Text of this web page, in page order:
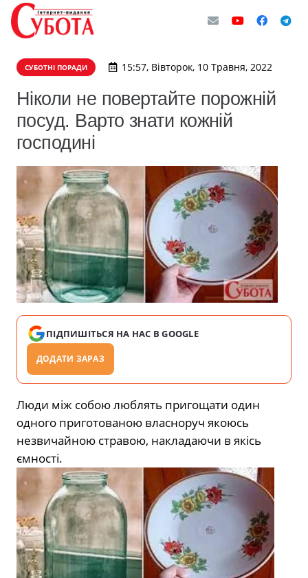
СУБОТНІ ПОРАДИ 15:57, Вівторок, 10 Травня, 2022
Ніколи не повертайте порожній
посуд. Варто знати кожній
господині
ПІДПИШІТЬСЯ НА НАС В GOOGLE
ДОДАТИ ЗАРАЗ
Люди між собою люблять пригощати один
одного приготованою власноруч якоюсь
незвичайною стравою, накладаючи в якісь
ємності.